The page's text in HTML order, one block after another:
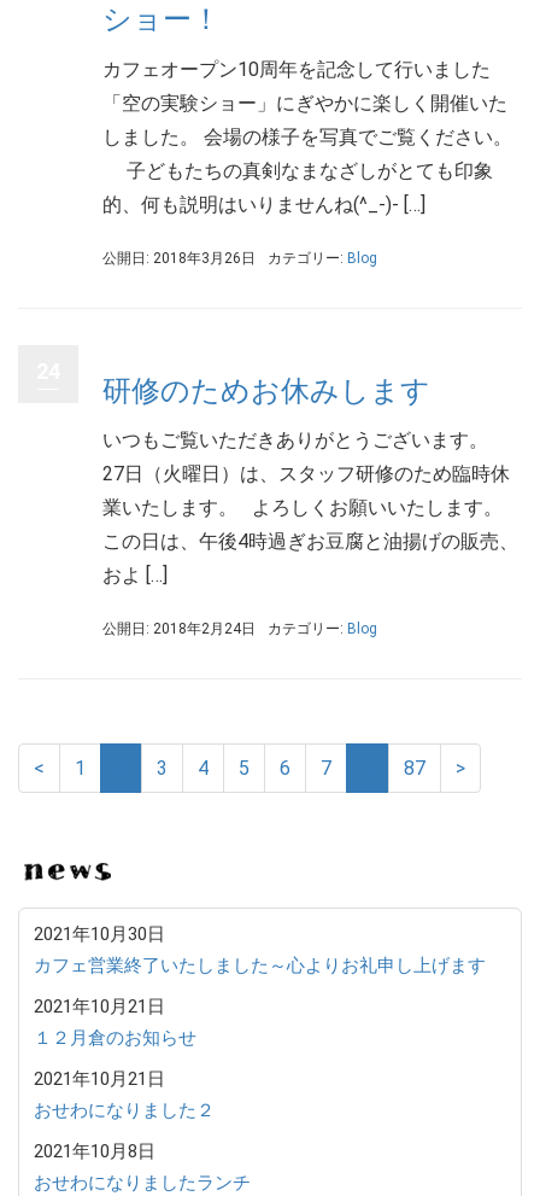
ショー！
カフェオープン10周年を記念して行いました
「空の実験ショー」にぎやかに楽しく開催いた
しました。 会場の様子を写真でご覧ください。
子どもたちの真剣なまなざしがとても印象
的、何も説明はいりませんね(^_-)- […]
公開日: 2018年3月26日 カテゴリー: Blog
研修のためお休みします
いつもご覧いただきありがとうございます。
27日（火曜日）は、スタッフ研修のため臨時休
業いたします。 よろしくお願いいたします。
この日は、午後4時過ぎお豆腐と油揚げの販売、
およ […]
公開日: 2018年2月24日 カテゴリー: Blog
< 1 3 4 5 6 7 87 >
2021年10月30日
カフェ営業終了いたしました～心よりお礼申し上げます
2021年10月21日
１２月倉のお知らせ
2021年10月21日
おせわになりました２
2021年10月8日
おせわになりましたランチ